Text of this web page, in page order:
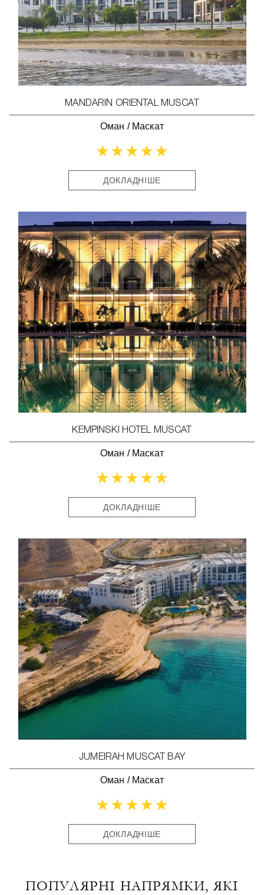
MANDARIN ORIENTAL MUSCAT
Оман / Маскат
ДОКЛАДНІШЕ
KEMPINSKI HOTEL MUSCAT
Оман / Маскат
ДОКЛАДНІШЕ
JUMEIRAH MUSCAT BAY
Оман / Маскат
ДОКЛАДНІШЕ
ПОПУЛЯРНІ НАПРЯМКИ, ЯКІ